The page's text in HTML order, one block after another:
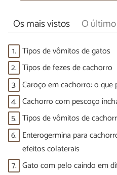
Os mais vistos O último
1. Tipos de vômitos de gatos
2. Tipos de fezes de cachorro
3. Caroço em cachorro: o que
4. Cachorro com pescoço
5. Tipos de vômitos de
6. Enterogermina para
efeitos colaterais
7. Gato com pelo caindo em